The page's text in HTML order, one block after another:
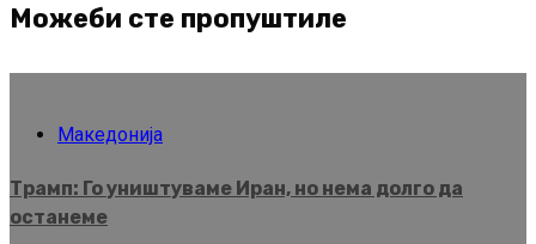
Можеби сте пропуштиле
Македонија
Трамп: Го уништуваме Иран, но нема долго да
останеме